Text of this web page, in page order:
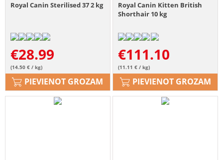
Royal Canin Sterilised 37 2 kg
€28.99
(14.50 € / kg)
PIEVIENOT GROZAM
Royal Canin Kitten British
Shorthair 10 kg
€111.10
(11.11 € / kg)
PIEVIENOT GROZAM